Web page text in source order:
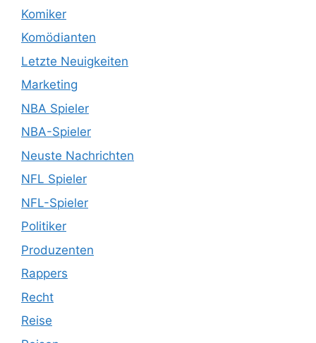
Komiker
Komödianten
Letzte Neuigkeiten
Marketing
NBA Spieler
NBA-Spieler
Neuste Nachrichten
NFL Spieler
NFL-Spieler
Politiker
Produzenten
Rappers
Recht
Reise